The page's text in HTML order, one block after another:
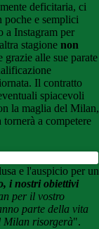
deficitaria, ci
poche e semplici
a Instagram per
stagione non
grazie alle sue parate
Il contratto
spiacevoli
la maglia del Milan,
a competere
e l'auspicio per un
i nostri obiettivi
per il vostro
parte della vita
Milan risorgerà".